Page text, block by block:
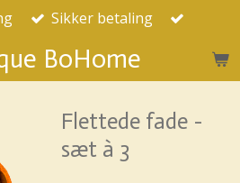
BoHome
Sikker betaling
Flettede fade -
sæt à 3